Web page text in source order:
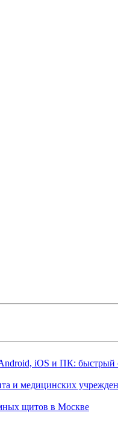
iOS и ПК: быстрый
и медицинских
щитов в Москве